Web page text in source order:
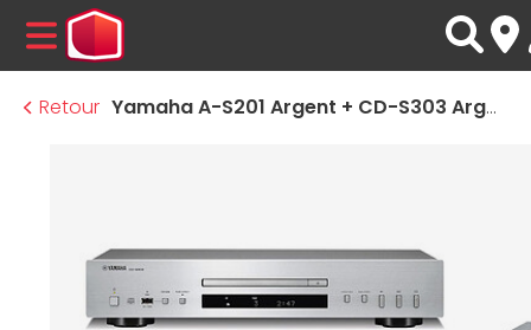
MENU
Retour
Yamaha A-S201 Argent + CD-S303 Argent